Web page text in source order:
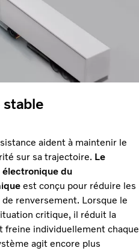
aident à maintenir le
sur sa trajectoire. Le
du
est conçu pour réduire les
renversement. Lorsque le
critique, il réduit la
freine individuellement chaque
agit encore plus